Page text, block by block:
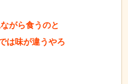
がら食うのと
は味が違うやろ